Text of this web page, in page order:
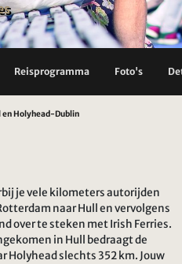
Reisprogramma Foto's
Holyhead-Dublin
je vele kilometers autorijden
naar Hull en vervolgens
over te steken met Irish Ferries.
in Hull bedraagt de
Holyhead slechts 352 km. Jouw